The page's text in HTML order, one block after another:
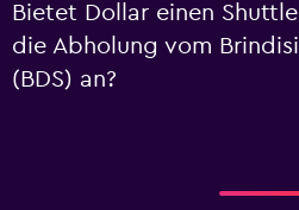
Bietet Dollar einen
die Abholung vom
(BDS) an?